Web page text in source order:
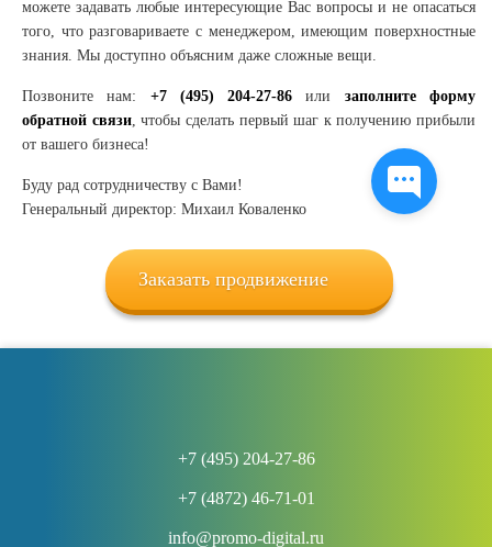
можете задавать любые интересующие Вас вопросы и не опасаться
того, что разговариваете с менеджером, имеющим поверхностные
знания. Мы доступно объясним даже сложные вещи.
Позвоните нам: +7 (495) 204-27-86 или заполните форму
обратной связи, чтобы сделать первый шаг к получению прибыли
от вашего бизнеса!
Буду рад сотрудничеству с Вами!
Генеральный директор: Михаил Коваленко
Заказать продвижение
+7 (495) 204-27-86
+7 (4872) 46-71-01
info@promo-digital.ru